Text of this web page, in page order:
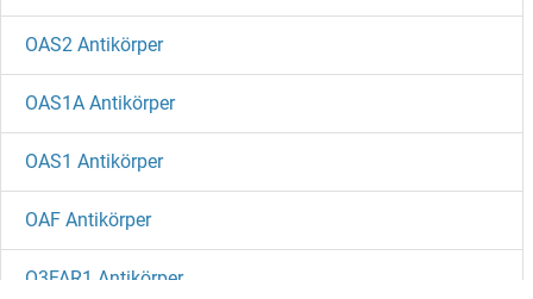
OAS2 Antikörper
OAS1A Antikörper
OAS1 Antikörper
OAF Antikörper
O3FAR1 Antikörper